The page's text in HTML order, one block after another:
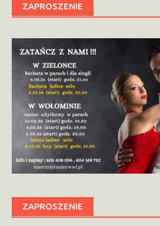
ZAPROSZENIE
ZAPROSZENIE